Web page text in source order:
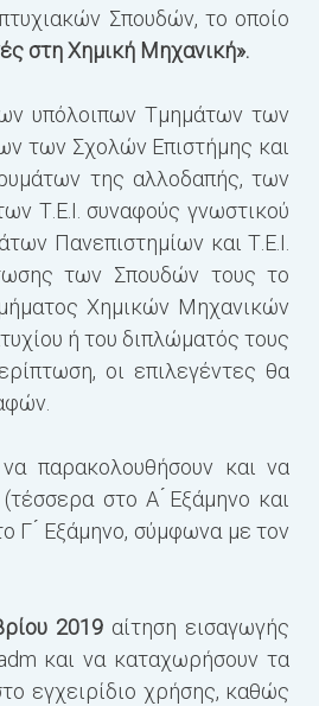
Σπουδών, το οποίο
στη Χημική Μηχανική».
υπόλοιπων Τμημάτων των
των Σχολών Επιστήμης και
της αλλοδαπής, των
Τ.Ε.Ι. συναφούς γνωστικού
Πανεπιστημίων και Τ.Ε.Ι.
των Σπουδών τους το
Χημικών Μηχανικών
ή του διπλώματός τους
οι επιλεγέντες θα
παρακολουθήσουν και να
στο Α ́Εξάμηνο και
Γ ́ Εξάμηνο, σύμφωνα με τον
2019 αίτηση εισαγωγής
και να καταχωρήσουν τα
εγχειρίδιο χρήσης, καθώς